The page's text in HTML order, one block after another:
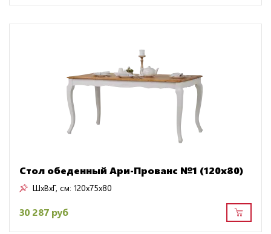
Стол обеденный Ари-Прованс №1 (120х80)
ШxВxГ, см: 120x75x80
30 287 руб